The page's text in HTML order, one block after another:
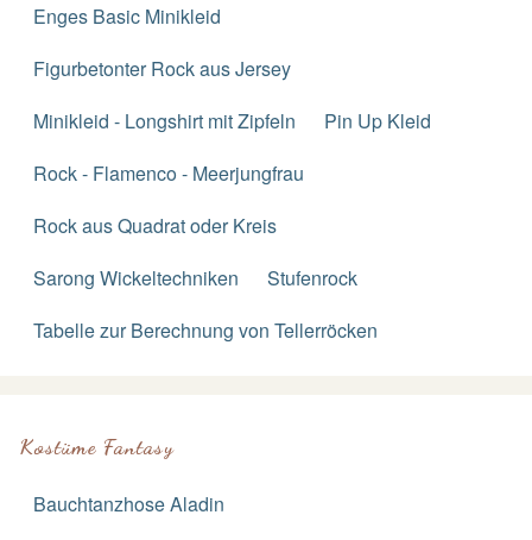
Enges Basic Minikleid
Figurbetonter Rock aus Jersey
Minikleid - Longshirt mit Zipfeln
Pin Up Kleid
Rock - Flamenco - Meerjungfrau
Rock aus Quadrat oder Kreis
Sarong Wickeltechniken
Stufenrock
Tabelle zur Berechnung von Tellerröcken
Kostüme Fantasy
Bauchtanzhose Aladin